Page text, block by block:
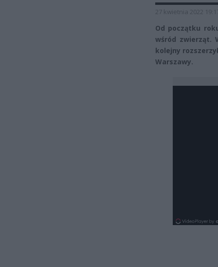
27 kwietnia 2022
Od początku
wśród zwierząt.
kolejny
Warszawy.